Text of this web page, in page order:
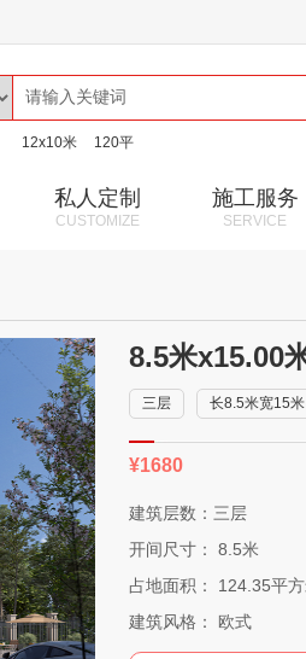
12x10米 120平
私人定制
CUSTOMIZE
施工服务
SERVICE
8.5米x15.00
三层 长8.5米宽15米
¥1680
建筑层数：三层
开间尺寸： 8.5米
占地面积： 124.35平
建筑风格： 欧式